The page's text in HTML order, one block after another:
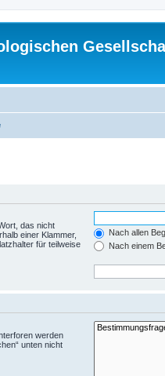
das nicht
einer Klammer,
für teilweise
Nach allen
Nach einem
werden
unten nicht